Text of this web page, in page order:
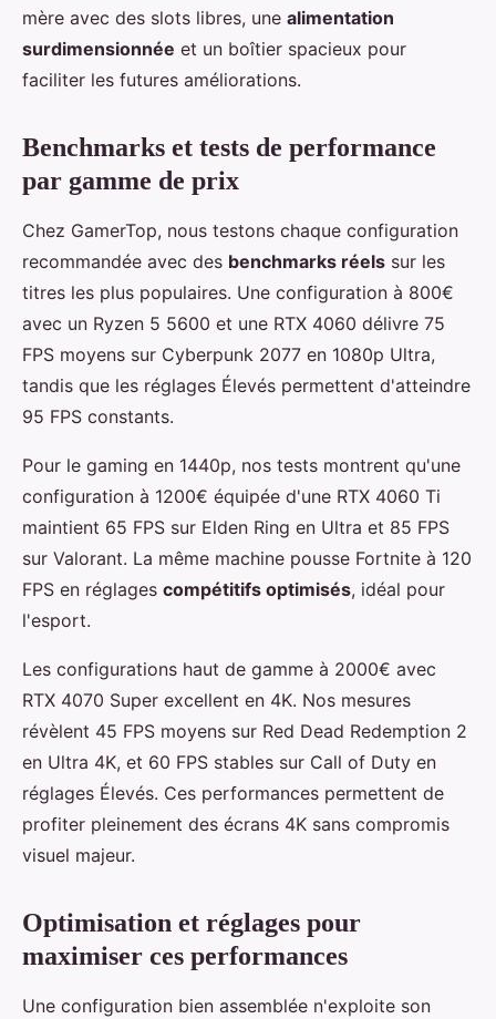
mère avec des slots libres, une alimentation
surdimensionnée et un boîtier spacieux pour
faciliter les futures améliorations.
Benchmarks et tests de performance
par gamme de prix
Chez GamerTop, nous testons chaque configuration
recommandée avec des benchmarks réels sur les
titres les plus populaires. Une configuration à 800€
avec un Ryzen 5 5600 et une RTX 4060 délivre 75
FPS moyens sur Cyberpunk 2077 en 1080p Ultra,
tandis que les réglages Élevés permettent d'atteindre
95 FPS constants.
Pour le gaming en 1440p, nos tests montrent qu'une
configuration à 1200€ équipée d'une RTX 4060 Ti
maintient 65 FPS sur Elden Ring en Ultra et 85 FPS
sur Valorant. La même machine pousse Fortnite à 120
FPS en réglages compétitifs optimisés, idéal pour
l'esport.
Les configurations haut de gamme à 2000€ avec
RTX 4070 Super excellent en 4K. Nos mesures
révèlent 45 FPS moyens sur Red Dead Redemption 2
en Ultra 4K, et 60 FPS stables sur Call of Duty en
réglages Élevés. Ces performances permettent de
profiter pleinement des écrans 4K sans compromis
visuel majeur.
Optimisation et réglages pour
maximiser ces performances
Une configuration bien assemblée n'exploite son